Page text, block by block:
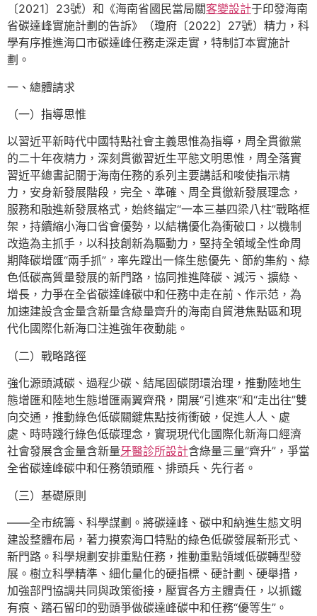
〔2021〕23號）和《海南省國民當局關客變設計于印發海南
省碳達峰實施計劃的告訴》（瓊府〔2022〕27號）精力，科
學有序推進海口市碳達峰任務走深走實，特制訂本實施計
劃。
一、總體請求
（一）指導思惟
以習近平新時代中國特點社會主義思惟為指導，周全貫徹黨
的二十年夜精力，深刻貫徹習近生平態文明思惟，周全落實
習近平總書記關于海南任務的系列主要講話和唆使指示精
力，安身新發展階段，完全、準確、周全貫徹新發展理念，
服務和融進新發展格式，始終錨定“一本三基四梁八柱”戰略框
架，持續縮小海口省會優勢，以結構優化為衝破口，以機制
改造為主抓手，以科技創新為驅動力，堅持全領域全性命周
期降碳增匯“兩手抓”，率先蹚出一條生態優先、節約集約、綠
色低碳高質量發展的新門路，協同推進降碳、減污、擴綠、
增長，力爭在全省碳達峰碳中和任務中走在前、作示范，為
加速建設含金量含新量含綠量齊升的海南自貿港焦點區和現
代化國際化新海口注進強年夜動能。
（二）戰略路徑
強化源頭減碳、過程少碳、結尾固碳閉環治理，推動陸地生
態增匯和陸地生態增匯兩翼齊飛，開展“引進來”和“走出往”雙
向交通，推動綠色低碳關鍵焦點技術衝破，促進人人、處
處、時時踐行綠色低碳理念，實現現代化國際化新海口經濟
社會發展含金量含新量牙醫診所設計含綠量三量“齊升”，爭當
全省碳達峰碳中和任務領頭雁、排頭兵、先行者。
（三）基礎原則
——全市統籌、科學謀劃。將碳達峰、碳中和納進生態文明
建設整體布局，著力摸索海口特點的綠色低碳發展新形式、
新門路。科學規劃安排重點任務，推動重點領域低碳轉型發
展。樹立科學精準、細化量化的硬指標、硬計劃、硬舉措，
加強部門協調共同與政策銜接，壓實各方主體責任，以抓鐵
有痕、踏石留印的勁頭爭做碳達峰碳中和任務“優等生”。